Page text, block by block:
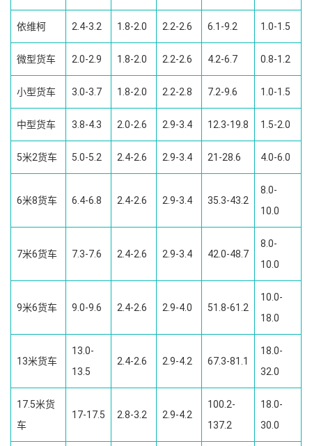
依维柯 2.4-3.2 1.8-2.0 2.2-2.6 6.1-9.2 1.0-1.5
微型货车 2.0-2.9 1.8-2.0 2.2-2.6 4.2-6.7 0.8-1.2
小型货车 3.0-3.7 1.8-2.0 2.2-2.8 7.2-9.6 1.0-1.5
中型货车 3.8-4.3 2.0-2.6 2.9-3.4 12.3-19.8 1.5-2.0
5米2货车 5.0-5.2 2.4-2.6 2.9-3.4 21-28.6 4.0-6.0
6米8货车 6.4-6.8 2.4-2.6 2.9-3.4 35.3-43.2
8.0-
10.0
7米6货车 7.3-7.6 2.4-2.6 2.9-3.4 42.0-48.7
8.0-
10.0
9米6货车 9.0-9.6 2.4-2.6 2.9-4.0 51.8-61.2
10.0-
18.0
13米货车
13.0-
13.5
2.4-2.6 2.9-4.2 67.3-81.1
18.0-
32.0
17.5米货
车
17-17.5 2.8-3.2 2.9-4.2
100.2-
137.2
18.0-
30.0